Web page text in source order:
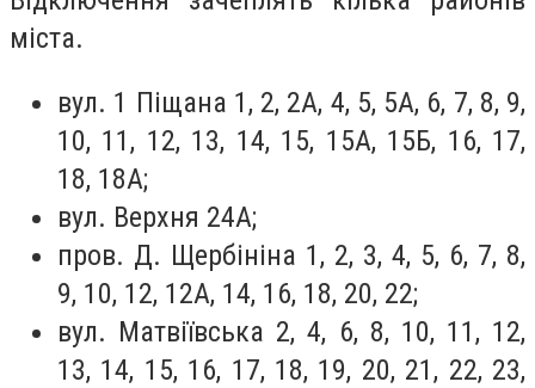
міста.
вул. 1 Піщана 1, 2, 2А, 4, 5, 5А, 6, 7, 8, 9,
10, 11, 12, 13, 14, 15, 15А, 15Б, 16, 17,
18, 18А;
вул. Верхня 24А;
пров. Д. Щербініна 1, 2, 3, 4, 5, 6, 7, 8,
9, 10, 12, 12А, 14, 16, 18, 20, 22;
вул. Матвіївська 2, 4, 6, 8, 10, 11, 12,
13, 14, 15, 16, 17, 18, 19, 20, 21, 22, 23,